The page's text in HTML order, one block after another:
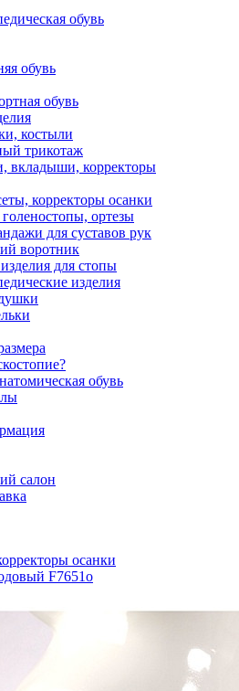
обувь
обувь
обувь
костыли
трикотаж
вкладыши, корректоры
корректоры осанки
ортезы
для суставов рук
воротник
для стопы
изделия
обувь
салон
осанки
F7651o